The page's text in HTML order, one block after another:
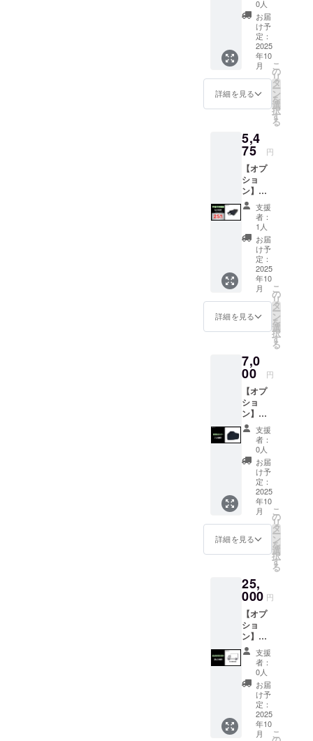
ご愛用いた
だいていま
す。そうし
た実体験に
裏付けられ
お客様の声
私たちは新
たな挑戦を
決意しまし
それが、ア
ウトドアギ
アブランド
「CAMPNIN
JA」の立ち
上げです。
【“静け
さ”と“機能
美”をテーマ
CAMPNINJA
は、「忍者
のように自
然に溶け込
み、静か
に、快適に
心を整える
時間をつく
る」ことを
テーマにし
たアウトド
アブランド
です。
培ってきた
電動モビリ
ティ開発の
技術力と、
数多くの
ユーザーと
の対話をも
とに、“移
動”だけでな
く、“休
息”や“体
イズサ
ドル ブ
ラウン
●イープ
ラスミ
ライ
RHINO
B専用の
カスタ
マイズ
です。
※車体に
ついて
ある標
準装備
のサド
ルブ
ラック
カラー
との交
換にな
りま
す。 ※
オープ
ション
品は商
品本体
注意く
ださい
※電動バ
イク本
体のお
届け予
定日に
一緒に
配送予
定で
す。
0人
お届
け予
定：
2025
年10
月
詳細を見る
こ
の
リ
タ
ー
ン
を
選
択
す
る
5,4
75 円
【オプ
ショ
ン】
イープ
ラスミ
ライ電
動バイ
クBシ
リーズ
兼用の
予備用
急速充
電器 ●
一般販
売予定
価格：
の
25%OF
F イー
プラス
ミライ
電動バ
イクBシ
リーズ
兼用の
予備用
急速充
電器で
す。 ※
車体に
は標準
装備で
一個が
※電動バ
イク本
体のお
届け予
定日に
一緒に
配送予
定で
す。 ※
予備充
電器は
本商品
は付き
ません
支援
者：
1人
お届
け予
定：
2025
年10
月
詳細を見る
こ
の
リ
タ
ー
ン
を
選
択
す
る
7,0
00 円
【オプ
ショ
ン】
RHINO
B 専用
防水カ
バー ※
全長
1,750m
m×全幅
600mm
×全高
1,130m
mほど
のバイ
ク・自
使用可
能で
す。 ※
電動バ
イク本
体のお
届け予
定日に
一緒に
配送予
定で
す。 ※
オープ
ション
品は商
支援
者：
0人
お届
け予
定：
2025
年10
月
詳細を見る
こ
の
リ
タ
ー
ン
を
選
択
す
る
25,
000 円
【オプ
ショ
ン】組
立完成
車お届
年07月
末まで
にお届
け予定
です。
●100%
支援
者：
0人
お届
け予
定：
2025
年10
月
こ